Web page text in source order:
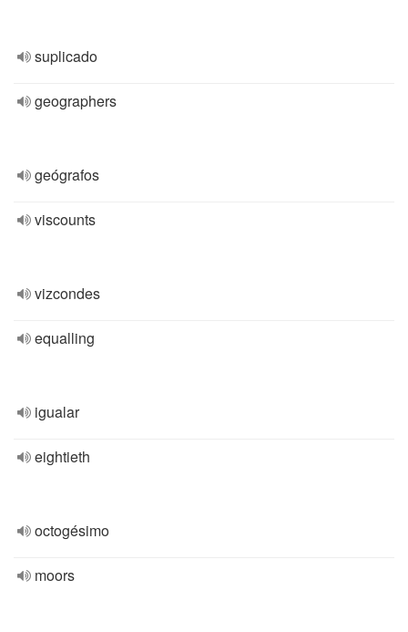
suplicado
geographers
geógrafos
viscounts
vizcondes
equalling
igualar
eightieth
octogésimo
moors